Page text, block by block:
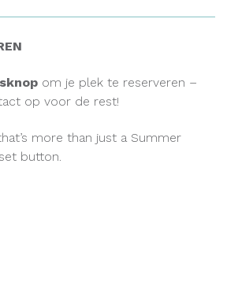
om je plek te reserveren –
op voor de rest!
more than just a Summer
button.